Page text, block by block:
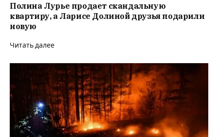
Полина Лурье продает скандальную
квартиру, а Ларисе Долиной друзья подарили
новую
Читать далее